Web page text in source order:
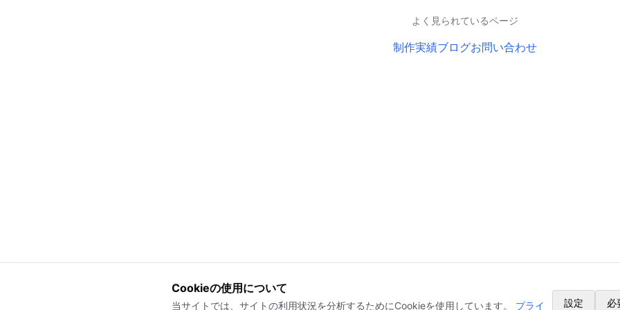
Cookieの使用について
当サイトでは、サイトの利用状況を分析するためにCookieを使用しています。 プライ 設定 必
よく見られているページ
制作実績ブログお問い合わせ